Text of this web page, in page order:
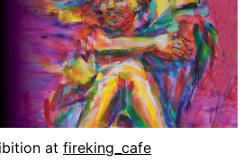
at fireking_cafe